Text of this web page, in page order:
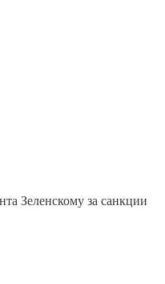
Зеленскому за санкции